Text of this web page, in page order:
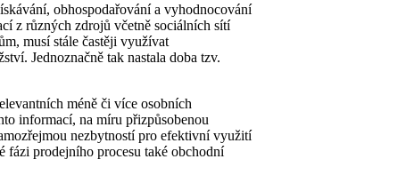
obhospodařování a vyhodnocování
z různých zdrojů včetně sociálních sítí
musí stále častěji využívat
Jednoznačně tak nastala doba tzv.
méně či více osobních
informací, na míru přizpůsobenou
nezbytností pro efektivní využití
fázi prodejního procesu také obchodní